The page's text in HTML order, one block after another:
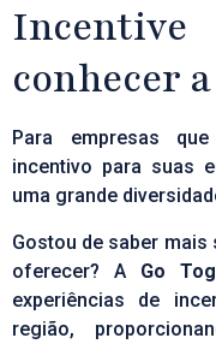
conhecer
Para empresas
incentivo para suas
uma grande
Gostou de saber mais
oferecer? A Go
experiências de
região,